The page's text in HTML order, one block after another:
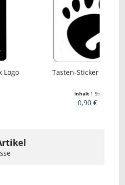
Tasten-Sticker - Gnome